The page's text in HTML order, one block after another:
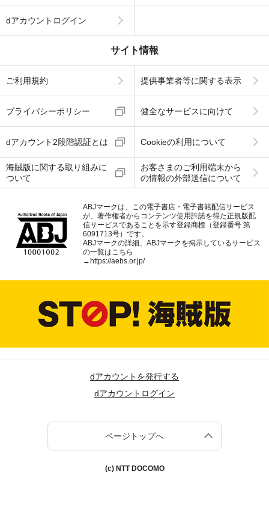
dアカウントログイン
サイト情報
ご利用規約 提供事業者等に関する表示
プライバシーポリシー 健全なサービスに向けて
dアカウント2段階認証とは Cookieの利用について
海賊版に関する取り組みに
ついて
お客さまのご利用端末から
の情報の外部送信について
ABJマークは、この電子書店・電子書籍配信サービス
が、著作権者からコンテンツ使用許諾を得た正規版配
信サービスであることを示す登録商標（登録番号 第
6091713号）です。
ABJマークの詳細、ABJマークを掲示しているサービス
の一覧はこちら
→https://aebs.or.jp/
dアカウントを発行する
dアカウントログイン
ページトップへ
(c) NTT DOCOMO